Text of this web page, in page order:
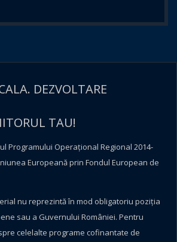
DEZVOLTARE
TAU!
Programului Operațional Regional 2014-
Europeană prin Fondul European de
nu reprezintă în mod obligatoriu poziţia
sau a Guvernului României. Pentru
celelalte programe cofinantate de